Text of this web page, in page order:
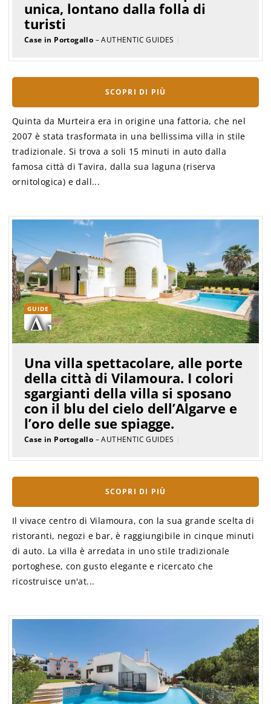
unica, lontano dalla folla di
turisti
Case in Portogallo – AUTHENTIC GUIDES |
SCOPRI DI PIÙ
Quinta da Murteira era in origine una fattoria, che nel
2007 è stata trasformata in una bellissima villa in stile
tradizionale. Si trova a soli 15 minuti in auto dalla
famosa città di Tavira, dalla sua laguna (riserva
ornitologica) e dall...
GUIDE
Una villa spettacolare, alle porte
della città di Vilamoura. I colori
sgargianti della villa si sposano
con il blu del cielo dell’Algarve e
l’oro delle sue spiagge.
Case in Portogallo – AUTHENTIC GUIDES |
SCOPRI DI PIÙ
Il vivace centro di Vilamoura, con la sua grande scelta di
ristoranti, negozi e bar, è raggiungibile in cinque minuti
di auto. La villa è arredata in uno stile tradizionale
portoghese, con gusto elegante e ricercato che
ricostruisce un'at...